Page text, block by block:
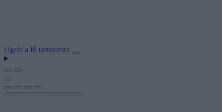
Ugrás a fő tartalomra